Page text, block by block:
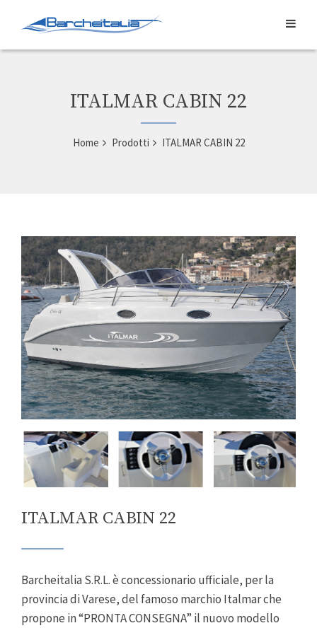
ITALMAR CABIN 22
Home Prodotti ITALMAR CABIN 22
ITALMAR CABIN 22
Barcheitalia S.R.L. è concessionario ufficiale, per la
provincia di Varese, del famoso marchio Italmar che
propone in “PRONTA CONSEGNA” il nuovo modello